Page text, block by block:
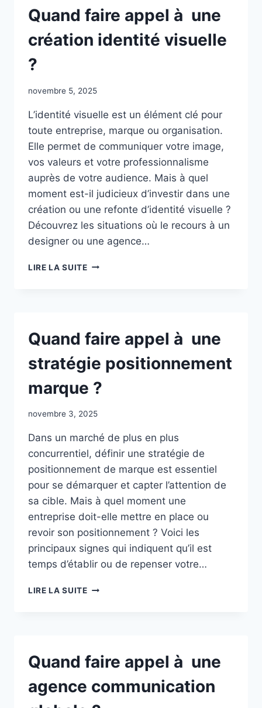
EN
LIEU
?
Quand faire appel à une
création identité visuelle
?
novembre 5, 2025
L’identité visuelle est un élément clé pour
toute entreprise, marque ou organisation.
Elle permet de communiquer votre image,
vos valeurs et votre professionnalisme
auprès de votre audience. Mais à quel
moment est-il judicieux d’investir dans une
création ou une refonte d’identité visuelle ?
Découvrez les situations où le recours à un
designer ou une agence…
LIRE LA SUITEQUAND
IDENTITÉ
?
Quand faire appel à une
stratégie positionnement
marque ?
novembre 3, 2025
Dans un marché de plus en plus
concurrentiel, définir une stratégie de
positionnement de marque est essentiel
pour se démarquer et capter l’attention de
sa cible. Mais à quel moment une
entreprise doit-elle mettre en place ou
revoir son positionnement ? Voici les
principaux signes qui indiquent qu’il est
temps d’établir ou de repenser votre…
LIRE LA SUITEQUAND
POSITIONNEMENT
?
Quand faire appel à une
agence communication